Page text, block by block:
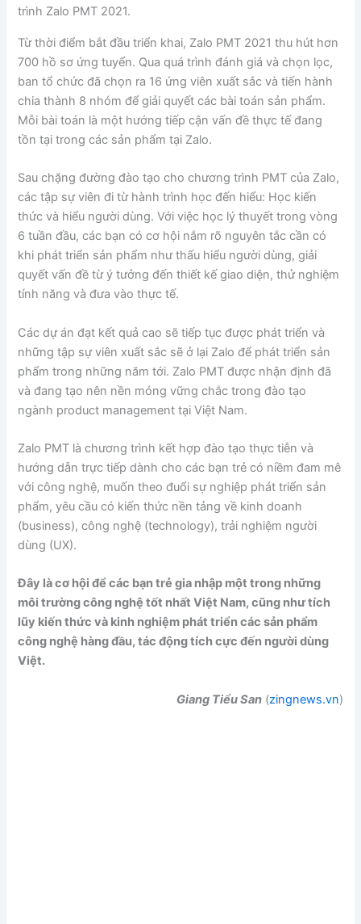
trình Zalo PMT 2021.
Từ thời điểm bắt đầu triển khai, Zalo PMT 2021 thu hút hơn
700 hồ sơ ứng tuyển. Qua quá trình đánh giá và chọn lọc,
ban tổ chức đã chọn ra 16 ứng viên xuất sắc và tiến hành
chia thành 8 nhóm để giải quyết các bài toán sản phẩm.
Mỗi bài toán là một hướng tiếp cận vấn đề thực tế đang
tồn tại trong các sản phẩm tại Zalo.
Sau chặng đường đào tạo cho chương trình PMT của Zalo,
các tập sự viên đi từ hành trình học đến hiểu: Học kiến
thức và hiểu người dùng. Với việc học lý thuyết trong vòng
6 tuần đầu, các bạn có cơ hội nắm rõ nguyên tắc cần có
khi phát triển sản phẩm như thấu hiểu người dùng, giải
quyết vấn đề từ ý tưởng đến thiết kế giao diện, thử nghiệm
tính năng và đưa vào thực tế.
Các dự án đạt kết quả cao sẽ tiếp tục được phát triển và
những tập sự viên xuất sắc sẽ ở lại Zalo để phát triển sản
phẩm trong những năm tới. Zalo PMT được nhận định đã
và đang tạo nên nền móng vững chắc trong đào tạo
ngành product management tại Việt Nam.
Zalo PMT là chương trình kết hợp đào tạo thực tiễn và
hướng dẫn trực tiếp dành cho các bạn trẻ có niềm đam mê
với công nghệ, muốn theo đuổi sự nghiệp phát triển sản
phẩm, yêu cầu có kiến thức nền tảng về kinh doanh
(business), công nghệ (technology), trải nghiệm người
dùng (UX).
Đây là cơ hội để các bạn trẻ gia nhập một trong những
môi trường công nghệ tốt nhất Việt Nam, cũng như tích
lũy kiến thức và kinh nghiệm phát triển các sản phẩm
công nghệ hàng đầu, tác động tích cực đến người dùng
Việt.
Giang Tiểu San(zingnews.vn)